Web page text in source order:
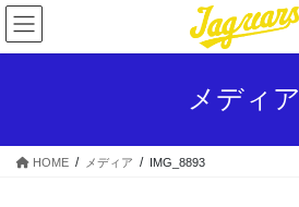
コ
ン
テ
ス
ナ
ビ
ゲ
ン
メディア
HOME メディア IMG_8893